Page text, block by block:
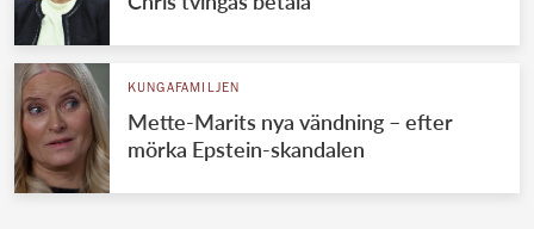
KUNGAFAMILJEN
Mette-Marits nya vändning – efter
mörka Epstein-skandalen